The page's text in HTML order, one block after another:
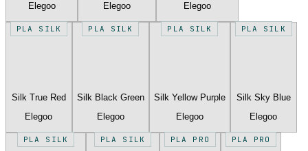
Elegoo
Elegoo
Elegoo
PLA SILK
Silk True Red
Elegoo
PLA SILK
Silk Black Green
Elegoo
PLA SILK
Silk Yellow Purple
Elegoo
PLA SILK
Silk Sky Blue
Elegoo
PLA SILK PLA SILK PLA PRO PLA PRO